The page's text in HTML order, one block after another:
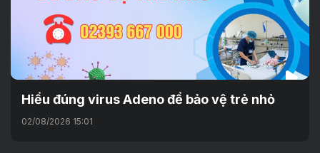
Hiểu đúng virus Adeno để bảo vệ trẻ nhỏ
02/08/2026 15:01